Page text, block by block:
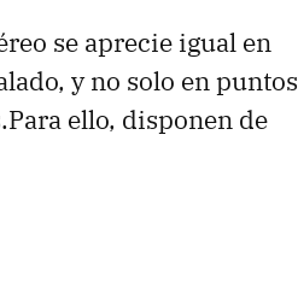
se aprecie igual en
y no solo en puntos
ello, disponen de